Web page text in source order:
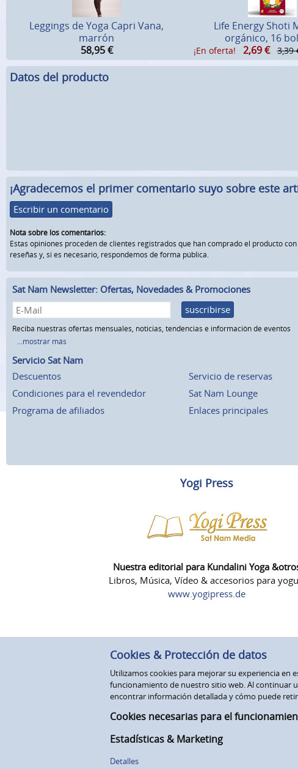
Leggings de Yoga Capri Vana,
marrón
58,95 €
Life Energy Shoti
orgánico, 16
¡En oferta! 2,69 € 3,39
Datos del producto
¡Agradecemos el primer comentario suyo sobre este
Escribir un comentario
Nota sobre los comentarios:
Estas opiniones proceden de clientes registrados que han comprado el producto
reseñas y, si es necesario, respondemos de forma pública.
Sat Nam Newsletter: Ofertas, Novedades & Promociones
suscribirse
Reciba nuestras ofertas mensuales, noticias, tendencias e información de eventos
...mostrar más
Servicio Sat Nam
Descuentos
Condiciones para el revendedor
Programa de afiliados
Servicio de reservas
Sat Nam Lounge
Enlaces principales
Yogi Press
Nuestra editorial para Kundalini Yoga
Libros, Música, Vídeo & accesorios para
www.yogipress.de
Cookies & Protección de datos
Utilizamos cookies para mejorar su experiencia en
funcionamiento de nuestro sitio web. Al continuar
encontrar información detallada y cómo puede
Cookies necesarias para el
Estadísticas & Marketing
Detalles